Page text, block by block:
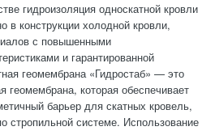
гидроизоляция односкатной кровли
в конструкции холодной кровли,
с повышенными
и гарантированной
геомембрана «Гидростаб» — это
геомембрана, которая обеспечивает
барьер для скатных кровель,
стропильной системе. Использование